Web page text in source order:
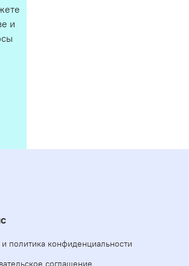
и
политика конфиденциальности
соглашение